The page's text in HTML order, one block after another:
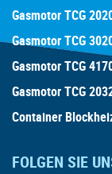
Gasmotor TCG
Gasmotor TCG
Gasmotor TCG
Gasmotor TCG
Container
FOLGEN SIE